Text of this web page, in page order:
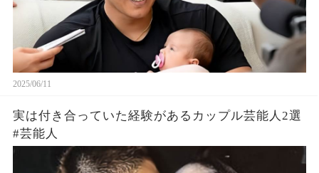
2025/06/11
実は付き合っていた経験があるカップル芸能人2選
#芸能人